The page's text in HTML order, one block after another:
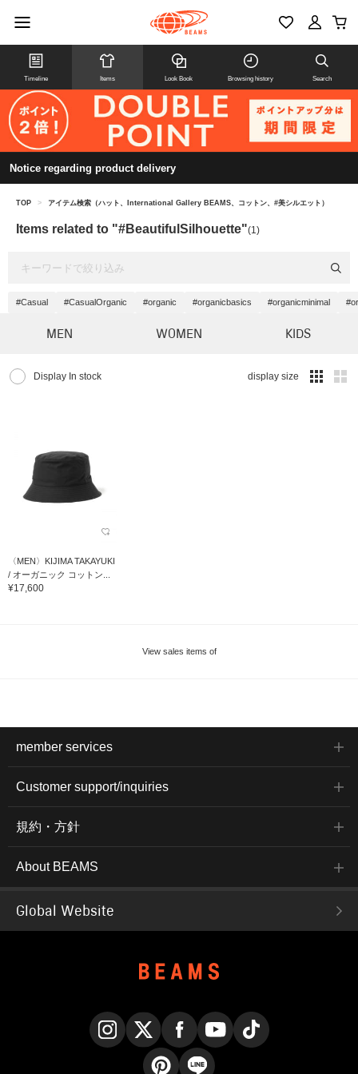
Timeline Items Look Book Browsing history Search
Notice regarding product delivery
TOP > アイテム検索（ハット、International Gallery BEAMS、コットン、#美シルエット）
Items related to "#BeautifulSilhouette"(1)
#Casual #CasualOrganic #organic #organicbasics #organicminimal
MEN WOMEN KIDS
Display In stock display size
〈MEN〉KIJIMA TAKAYUKI
/ オーガニック コットン...
¥17,600
View sales items of
member services
Customer support/inquiries
規約・方針
About BEAMS
Global Website